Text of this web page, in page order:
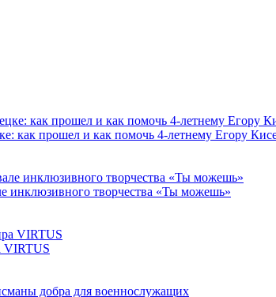
как прошел и как помочь 4-летнему Егору
инклюзивного творчества «Ты можешь»
VIRTUS